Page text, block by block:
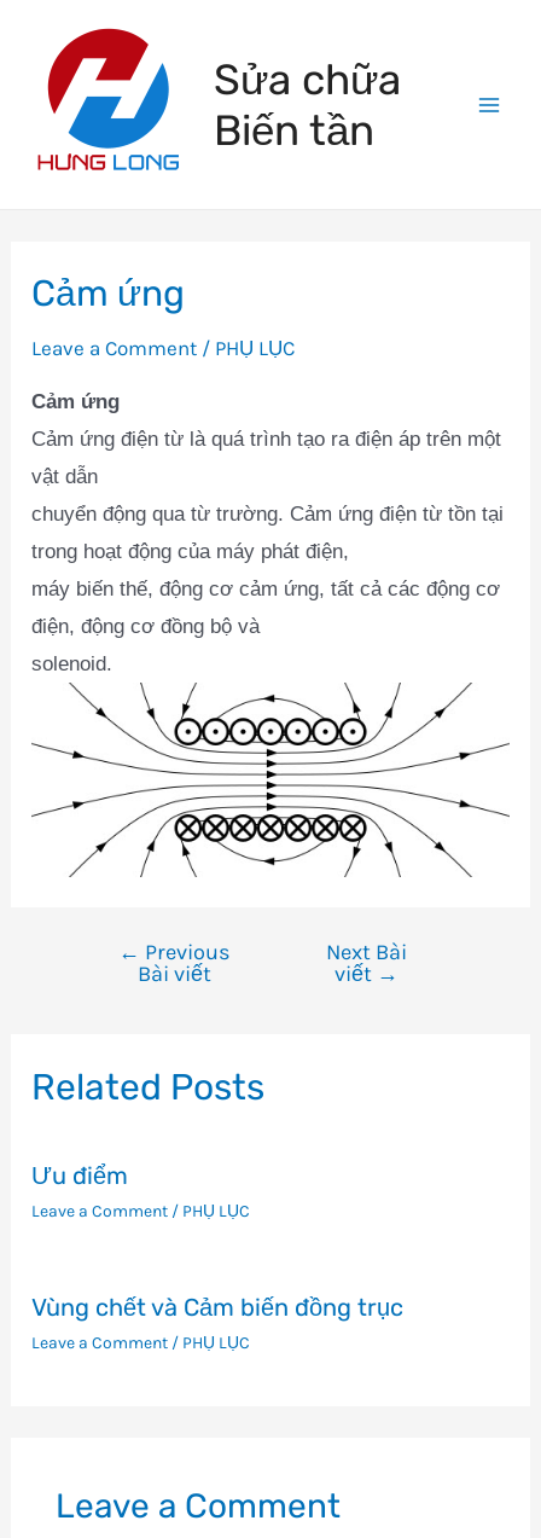
content
Sửa chữa
Biến tần
Cảm ứng
Leave a Comment / PHỤ LỤC
Cảm ứng
Cảm ứng điện từ là quá trình tạo ra điện áp trên một
vật dẫn
chuyển động qua từ trường. Cảm ứng điện từ tồn tại
trong hoạt động của máy phát điện,
máy biến thế, động cơ cảm ứng, tất cả các động cơ
điện, động cơ đồng bộ và
solenoid.
viết
← Previous
Bài viết
Next Bài
viết →
Related Posts
Ưu điểm
Leave a Comment / PHỤ LỤC
Vùng chết và Cảm biến đồng trục
Leave a Comment / PHỤ LỤC
Leave a Comment